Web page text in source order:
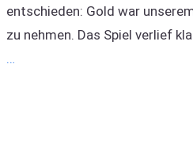
entschieden: Gold war
zu nehmen. Das Spiel verlief
…